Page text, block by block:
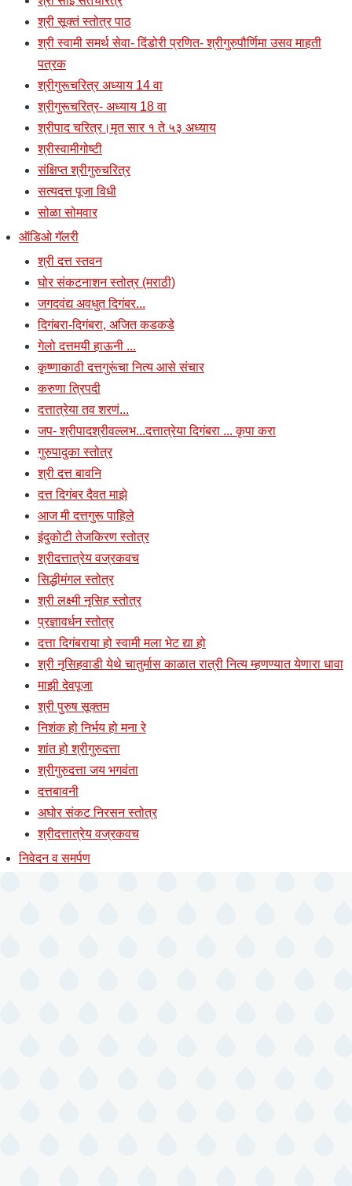
श्री सूक्तं स्तोत्र पाठ
श्री स्वामी समर्थ सेवा- दिंडोरी प्रणित- श्रीगुरुपौर्णिमा उसव माहती
पत्रक
श्रीगुरूचरित्र अध्याय 14 वा
श्रीगुरूचरित्र- अध्याय 18 वा
श्रीपाद चरित्र।मृत सार १ ते ५३ अध्याय
श्रीस्वामीगोष्टी
संक्षिप्त श्रीगुरुचरित्र
सत्यदत्त पूजा विधी
सोळा सोमवार
ऑडिओ गॅलरी
श्री दत्त स्तवन
घोर संकटनाशन स्तोत्र (मराठी)
जगदवंद्य अवधुत दिगंबर...
दिगंबरा-दिगंबरा, अजित कडकडे
गेलो दत्तमयी हाऊनी ...
कृष्णाकाठी दत्तगुरूंचा नित्य आसे संचार
करुणा त्रिपदी
दत्तात्रेया तव शरणं...
जप- श्रीपादश्रीवल्लभ...दत्तात्रेया दिगंबरा ... कृपा करा
गुरुपादुका स्तोत्र
श्री दत्त बावनि
दत्त दिगंबर दैवत माझे
आज मी दत्तगुरू पाहिले
इंदुकोटी तेजकिरण स्तोत्र
श्रीदत्तात्रेय वज्रकवच
सिद्धीमंगल स्तोत्र
श्री लक्ष्मी नृसिह स्तोत्र
प्रज्ञावर्धन स्तोत्र
दत्ता दिगंबराया हो स्वामी मला भेट द्या हो
श्री नृसिहवाडी येथे चातुर्मास काळात रात्री नित्य म्हणण्यात येणारा धावा
माझी देवपूजा
श्री पुरुष सूक्तम
निशंक हो निर्भय हो मना रे
शांत हो श्रीगुरुदत्ता
श्रीगुरुदत्ता जय भगवंता
दत्तबावनी
अघोर संकट निरसन स्तोत्र
श्रीदत्तात्रेय वज्रकवच
निवेदन व समर्पण